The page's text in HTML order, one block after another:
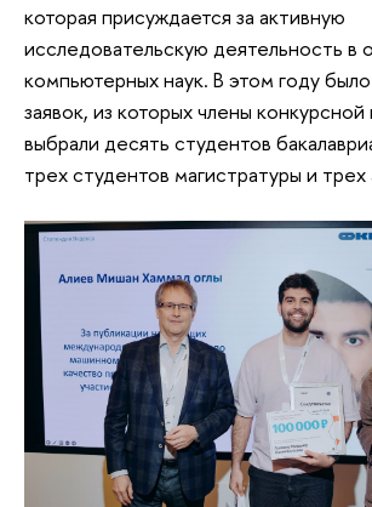
которая присуждается за активную
исследовательскую деятельность в
компьютерных наук. В этом году
заявок, из которых члены
выбрали десять студентов
трех студентов магистратуры и трех